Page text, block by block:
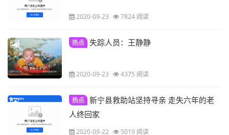
2020-09-23 7824 阅读
热点 失踪人员：王静静
2020-09-23 4375 阅读
热点
新宁县救助站坚持寻亲 走失六年的老
人终回家
2020-09-22 5019 阅读